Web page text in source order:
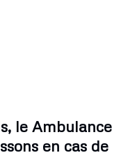
le Ambulance
en cas de